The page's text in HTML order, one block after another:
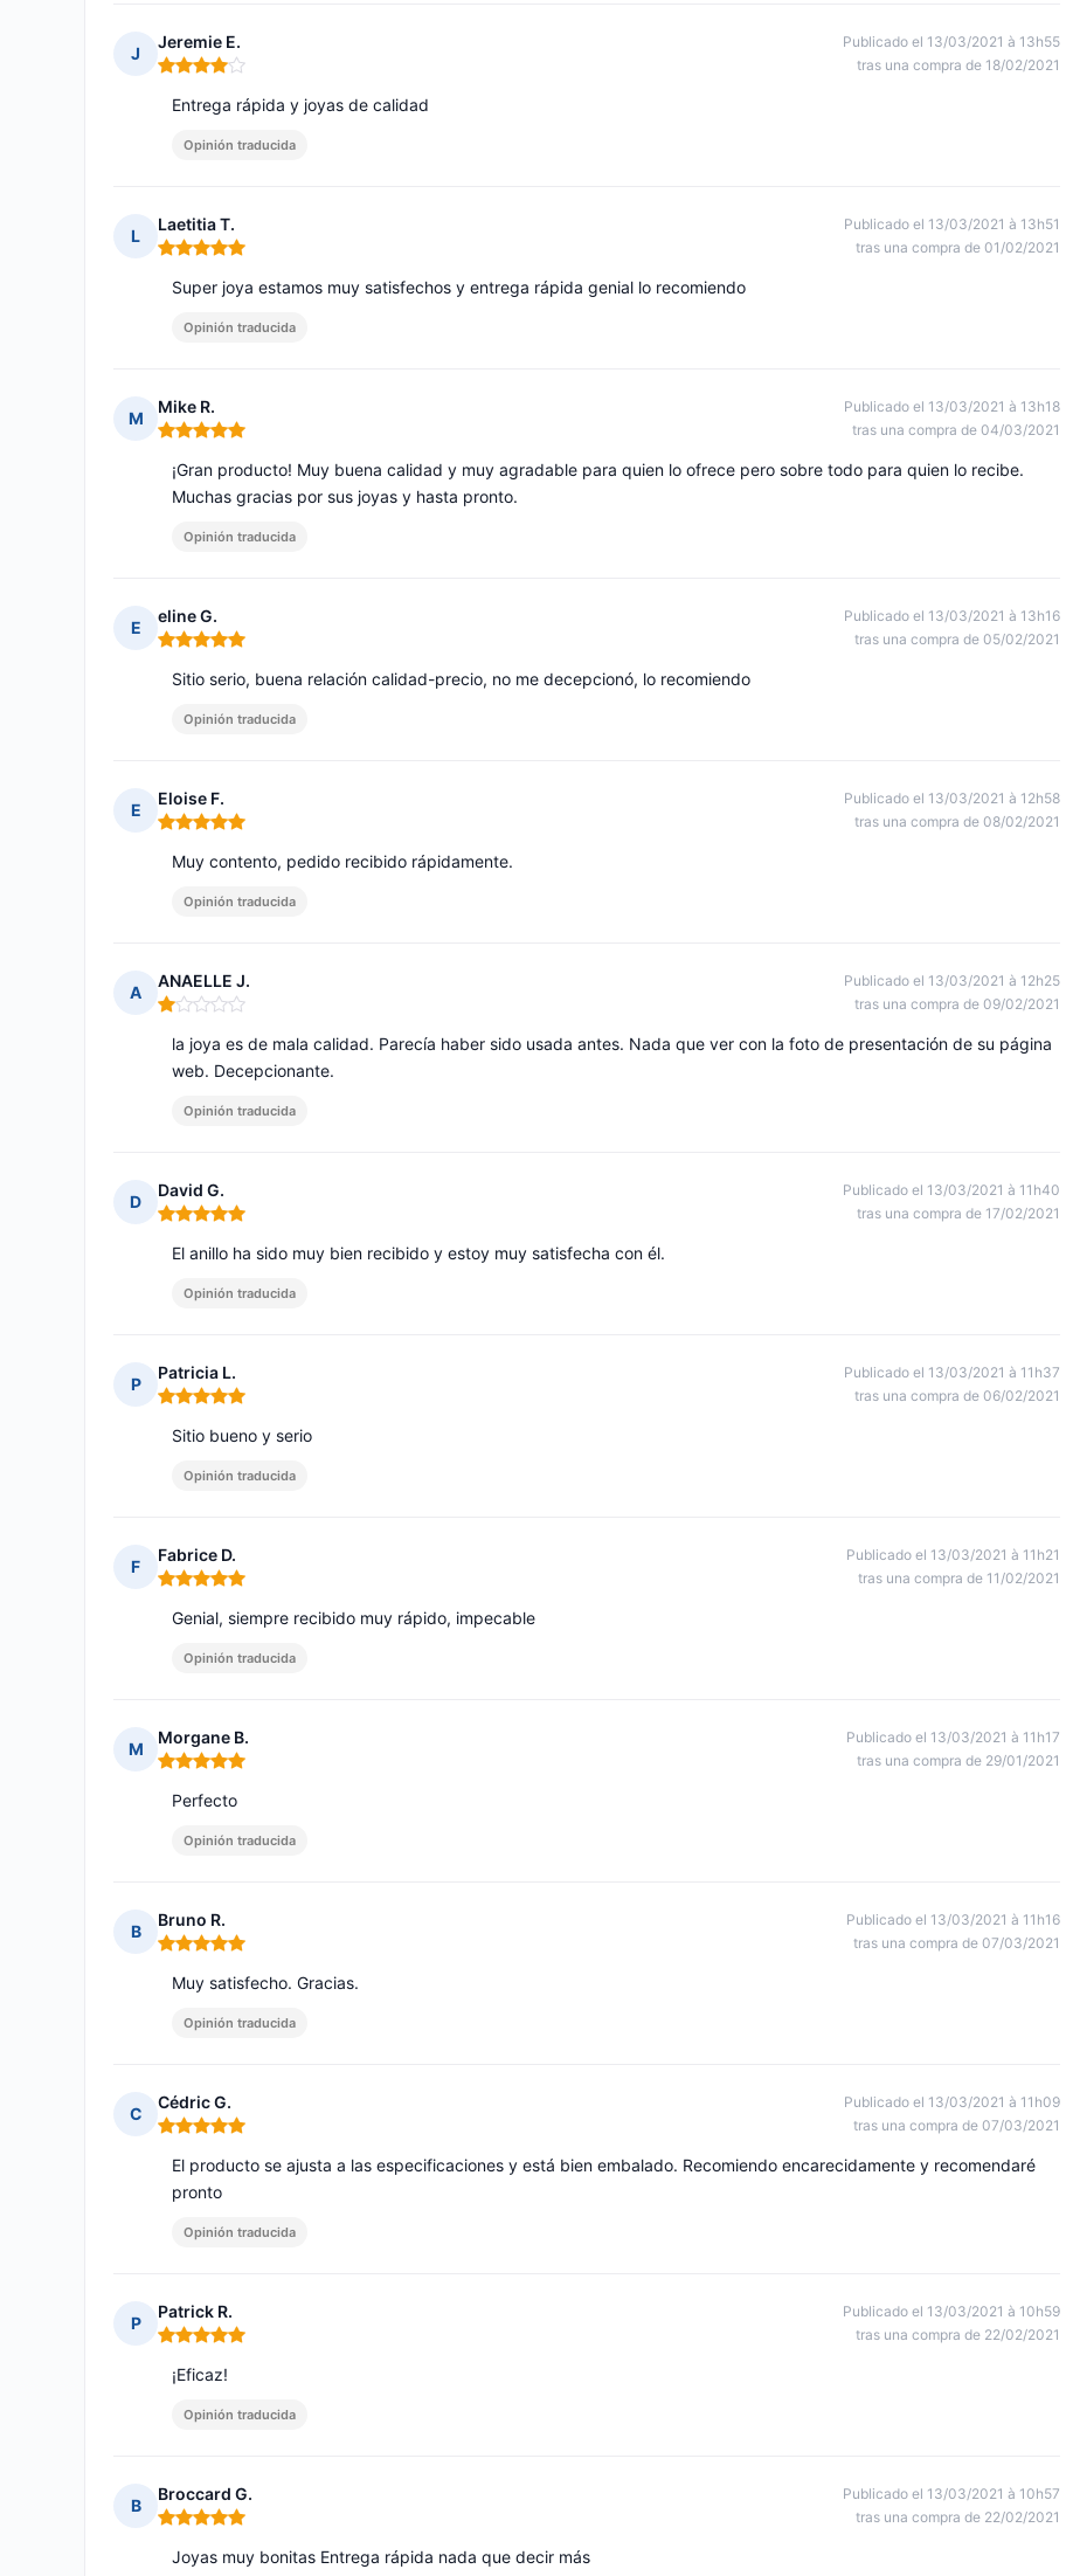
J
Jeremie E.
Nota: 4 de 5
Publicado el 13/03/2021 à 13h55
tras una compra de 18/02/2021
Entrega rápida y joyas de calidad
Opinión traducida
L
Laetitia T.
Nota: 5 de 5
Publicado el 13/03/2021 à 13h51
tras una compra de 01/02/2021
Super joya estamos muy satisfechos y entrega rápida genial lo recomiendo
Opinión traducida
M
Mike R.
Nota: 5 de 5
Publicado el 13/03/2021 à 13h18
tras una compra de 04/03/2021
¡Gran producto! Muy buena calidad y muy agradable para quien lo ofrece pero sobre todo para quien lo recibe.
Muchas gracias por sus joyas y hasta pronto.
Opinión traducida
E
eline G.
Nota: 5 de 5
Publicado el 13/03/2021 à 13h16
tras una compra de 05/02/2021
Sitio serio, buena relación calidad-precio, no me decepcionó, lo recomiendo
Opinión traducida
E
Eloise F.
Nota: 5 de 5
Publicado el 13/03/2021 à 12h58
tras una compra de 08/02/2021
Muy contento, pedido recibido rápidamente.
Opinión traducida
A
ANAELLE J.
Nota: 1 de 5
Publicado el 13/03/2021 à 12h25
tras una compra de 09/02/2021
la joya es de mala calidad. Parecía haber sido usada antes. Nada que ver con la foto de presentación de su página
web. Decepcionante.
Opinión traducida
D
David G.
Nota: 5 de 5
Publicado el 13/03/2021 à 11h40
tras una compra de 17/02/2021
El anillo ha sido muy bien recibido y estoy muy satisfecha con él.
Opinión traducida
P
Patricia L.
Nota: 5 de 5
Publicado el 13/03/2021 à 11h37
tras una compra de 06/02/2021
Sitio bueno y serio
Opinión traducida
F
Fabrice D.
Nota: 5 de 5
Publicado el 13/03/2021 à 11h21
tras una compra de 11/02/2021
Genial, siempre recibido muy rápido, impecable
Opinión traducida
M
Morgane B.
Nota: 5 de 5
Publicado el 13/03/2021 à 11h17
tras una compra de 29/01/2021
Perfecto
Opinión traducida
B
Bruno R.
Nota: 5 de 5
Publicado el 13/03/2021 à 11h16
tras una compra de 07/03/2021
Muy satisfecho. Gracias.
Opinión traducida
C
Cédric G.
Nota: 5 de 5
Publicado el 13/03/2021 à 11h09
tras una compra de 07/03/2021
El producto se ajusta a las especificaciones y está bien embalado. Recomiendo encarecidamente y recomendaré
pronto
Opinión traducida
P
Patrick R.
Nota: 5 de 5
Publicado el 13/03/2021 à 10h59
tras una compra de 22/02/2021
¡Eficaz!
Opinión traducida
B
Broccard G.
Nota: 5 de 5
Publicado el 13/03/2021 à 10h57
tras una compra de 22/02/2021
Joyas muy bonitas Entrega rápida nada que decir más